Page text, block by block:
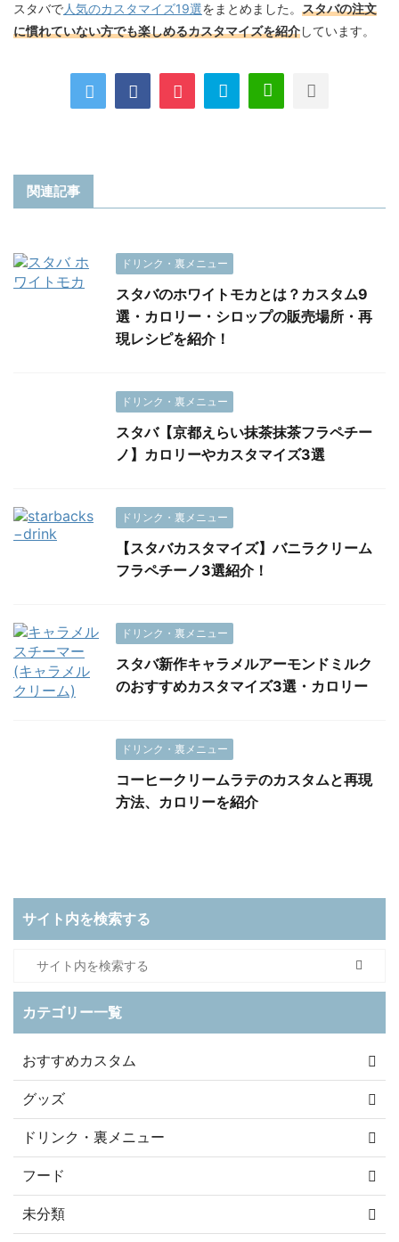
スタバで人気のカスタマイズ19選をまとめました。 スタバの注文
に慣れていない方でも楽しめるカスタマイズを紹介しています。
関連記事
ドリンク・裏メニュー
スタバのホワイトモカとは？カスタム9
選・カロリー・シロップの販売場所・再
現レシピを紹介！
ドリンク・裏メニュー
スタバ【京都えらい抹茶抹茶フラペチー
ノ】カロリーやカスタマイズ3選
ドリンク・裏メニュー
【スタバカスタマイズ】バニラクリーム
フラペチーノ3選紹介！
ドリンク・裏メニュー
スタバ新作キャラメルアーモンドミルク
のおすすめカスタマイズ3選・カロリー
ドリンク・裏メニュー
コーヒークリームラテのカスタムと再現
方法、カロリーを紹介
サイト内を検索する
カテゴリー一覧
おすすめカスタム
グッズ
ドリンク・裏メニュー
フード
未分類